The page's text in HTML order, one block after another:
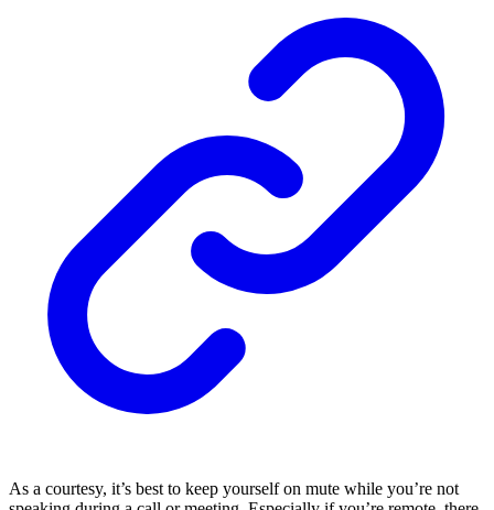
As a courtesy, it’s best to keep yourself on mute while you’re not